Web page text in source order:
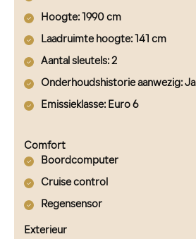
Hoogte: 1990 cm
Laadruimte hoogte: 141 cm
Aantal sleutels: 2
Onderhoudshistorie aanwezig: Ja
Emissieklasse: Euro 6
Comfort
Boordcomputer
Cruise control
Regensensor
Exterieur